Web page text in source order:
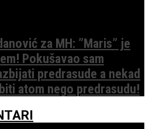
za MH: ”Maris” je
Pokušavao sam
predrasude a nekad
atom nego predrasudu!